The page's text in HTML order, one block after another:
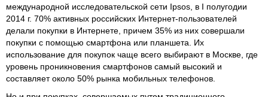
международной исследовательской сети Ipsos, в I полугодии
2014 г. 70% активных российских Интернет-пользователей
делали покупки в Интернете, причем 35% из них совершали
покупки с помощью смартфона или планшета. Их
использование для покупок чаще всего выбирают в Москве, где
уровень проникновения смартфонов самый высокий и
составляет около 50% рынка мобильных телефонов.